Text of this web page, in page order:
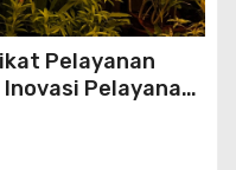
Pelayanan
Pelayanan